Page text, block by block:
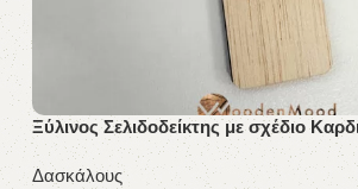
Ξύλινος Σελιδοδείκτης με σχέδιο
Δασκάλους